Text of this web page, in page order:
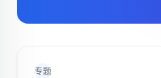
专题